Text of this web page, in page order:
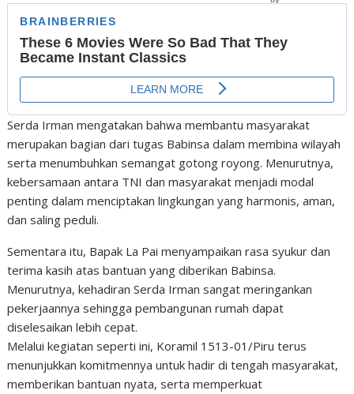
Serda Irman mengatakan bahwa membantu masyarakat
merupakan bagian dari tugas Babinsa dalam membina wilayah
serta menumbuhkan semangat gotong royong. Menurutnya,
kebersamaan antara TNI dan masyarakat menjadi modal
penting dalam menciptakan lingkungan yang harmonis, aman,
dan saling peduli.
Sementara itu, Bapak La Pai menyampaikan rasa syukur dan
terima kasih atas bantuan yang diberikan Babinsa.
Menurutnya, kehadiran Serda Irman sangat meringankan
pekerjaannya sehingga pembangunan rumah dapat
diselesaikan lebih cepat.
Melalui kegiatan seperti ini, Koramil 1513-01/Piru terus
menunjukkan komitmennya untuk hadir di tengah masyarakat,
memberikan bantuan nyata, serta memperkuat